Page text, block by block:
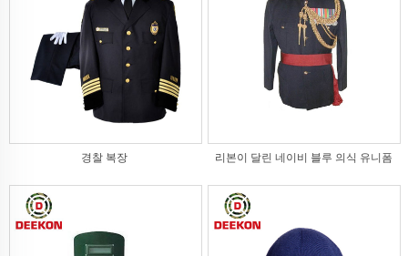
경찰 복장 리본이 달린 네이비 블루 의식 유니폼